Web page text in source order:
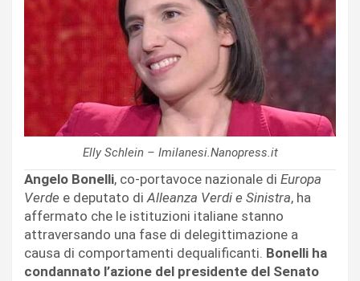
Elly Schlein – Imilanesi.Nanopress.it
Angelo Bonelli, co-portavoce nazionale di Europa
Verde e deputato diAlleanza Verdi e Sinistra, ha
affermato che le istituzioni italiane stanno
attraversando una fase di delegittimazione a
causa di comportamenti dequalificanti. Bonelli ha
condannato l’azione del presidente del Senato